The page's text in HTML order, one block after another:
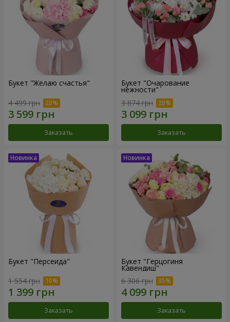
Букет "Желаю счастья"
4 499 грн
Заказать
Букет "Очарование
нежности"
3 874 грн
Заказать
Букет "Персеида"
1 554 грн
Заказать
Букет "Герцогиня
Кавендиш"
6 306 грн
Заказать